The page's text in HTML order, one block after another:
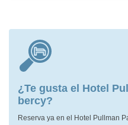
¿Te gusta el Hotel
bercy?
Reserva ya en el Hotel Pullman